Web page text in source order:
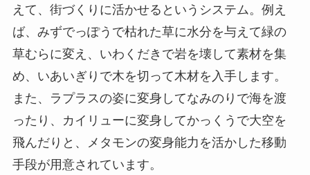
えて、街づくりに活かせるというシステム。例え
ば、みずでっぽうで枯れた草に水分を与えて緑の
草むらに変え、いわくだきで岩を壊して素材を集
め、いあいぎりで木を切って木材を入手します。
また、ラプラスの姿に変身してなみのりで海を渡
ったり、カイリューに変身してかっくうで大空を
飛んだりと、メタモンの変身能力を活かした移動
手段が用意されています。